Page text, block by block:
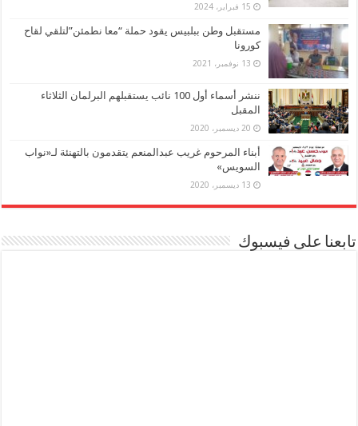
15 فبراير، 2024
مستقبل وطن ببلبيس يقود حملة “معا نطمئن”لتلقي لقاح
كورونا
13 نوفمبر، 2021
ننشر أسماء أول 100 نائب يستقبلهم البرلمان الثلاثاء
المقبل
20 ديسمبر، 2020
أبناء المرحوم غريب عبدالمنعم يتقدمون بالتهنئة لـ«نواب
السويس»
13 ديسمبر، 2020
تابعنا على فيسبوك